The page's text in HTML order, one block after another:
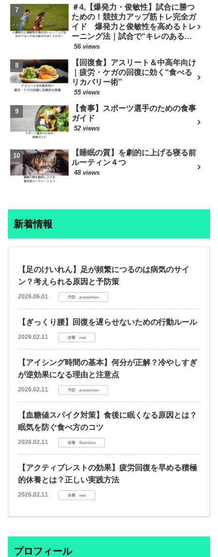
＃4,【爆発力・俊敏性】試合に勝つ
ための！競技力アップ筋トレ完全ガ
イド 爆発力と俊敏性を高めるトレ
ーニング法｜試合で“キレのある動
き”を手に入れる！
56 views
【回復食】アスリート＆中高年向け
｜疲労・ケガの回復に効く“食べる
リカバリー術”
55 views
【食事】スポーツ選手のための食事
ガイド
52 views
【睡眠の質】を劇的に上げる寝る前
ルーティン４つ
48 views
新着情報
【足のけいれん】足が頻繁につるのは病気のサイ
ン？考えられる原因と予防策
2026.06.01 予防 prevention
【ぎっくり腰】回復を遅らせないための行動ルール
2026.02.11 休養 rest
【アイシング時間の基本】何分が正解？冷やしすぎ
が逆効果になる理由と注意点
2026.02.11 予防 prevention
【血糖値スパイク対策】食後に眠くなる原因とは？
眠気を防ぐ食べ方のコツ
2026.02.11 栄養 Nutrition
【アクティブレストの効果】疲労回復を早める積極
的休養とは？正しい実践方法
2026.02.11 休養 rest
プロフィール